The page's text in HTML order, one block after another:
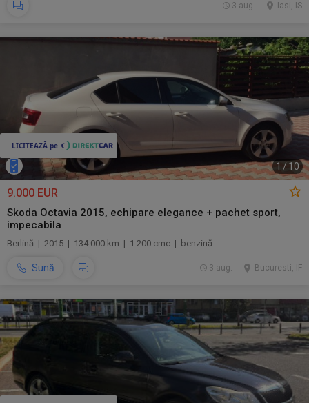
Iasi, IS
3 aug.
1 /10
9.000 EUR
Skoda Octavia 2015, echipare elegance + pachet sport,
impecabila
Berlină | 2015 | 134.000 km | 1.200 cmc | benzină
Sună Bucuresti, IF
3 aug.